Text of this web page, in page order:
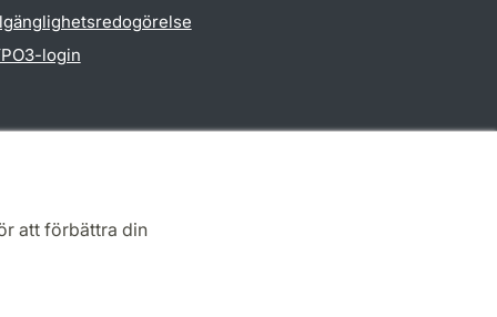
att förbättra din
login